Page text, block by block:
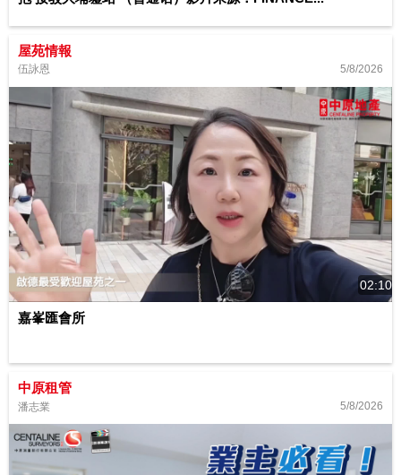
屋苑情報
伍詠恩 5/8/2026
02:10
嘉峯匯會所
中原租管
潘志業 5/8/2026